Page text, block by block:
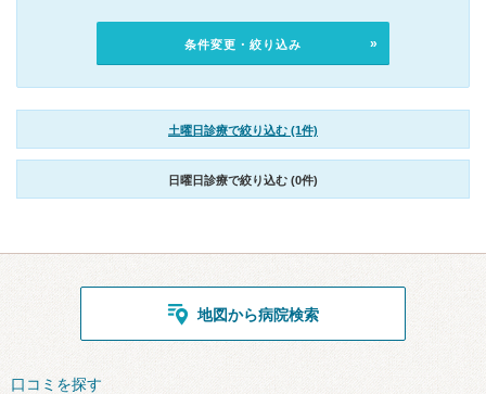
条件変更・絞り込み
土曜日診療で絞り込む (1件)
日曜日診療で絞り込む (0件)
地図から病院検索
口コミを探す